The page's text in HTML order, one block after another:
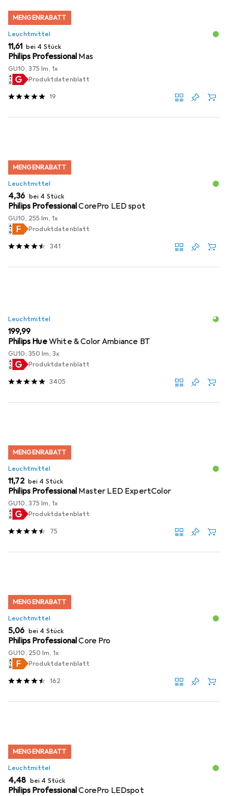
MENGENRABATT
Leuchtmittel
EUR
11,61 bei 4 Stück
Philips Professional Mas
GU10, 375 lm, 1x
Produktdatenblatt
19
MENGENRABATT
Leuchtmittel
EUR
4,36 bei 4 Stück
Philips ProfessionalCorePro LED spot
GU10, 255 lm, 1x
Produktdatenblatt
341
Leuchtmittel
EUR
199,99
Philips HueWhite & Color Ambiance BT
GU10, 350 lm, 3x
Produktdatenblatt
3405
MENGENRABATT
Leuchtmittel
EUR
11,72 bei 4 Stück
Philips Professional Master LED ExpertColor
GU10, 375 lm, 1x
Produktdatenblatt
75
MENGENRABATT
Leuchtmittel
EUR
5,06 bei 4 Stück
Philips ProfessionalCore Pro
GU10, 250 lm, 1x
Produktdatenblatt
162
MENGENRABATT
Leuchtmittel
EUR
4,48 bei 4 Stück
Philips ProfessionalCorePro LEDspot